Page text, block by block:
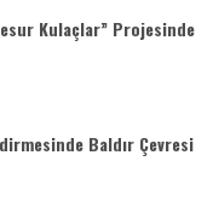
Kulaçlar” Projesinde
Baldır Çevresi